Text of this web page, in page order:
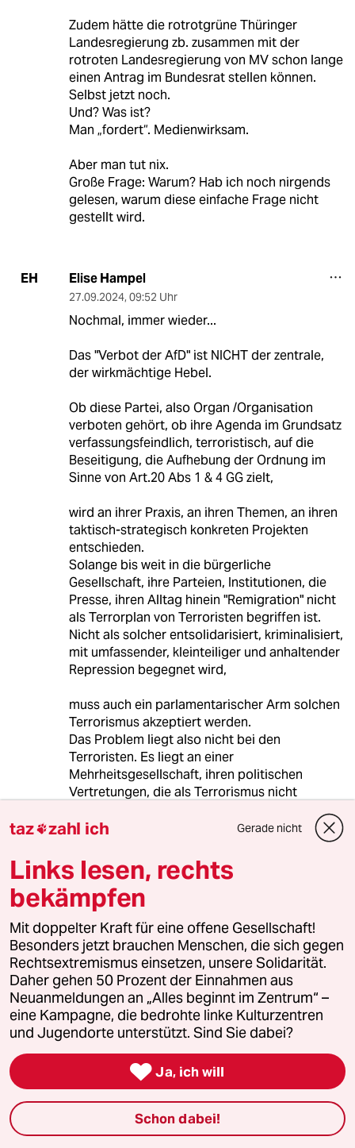
Zudem hätte die rotrotgrüne Thüringer
Landesregierung zb. zusammen mit der
rotroten Landesregierung von MV schon lange
einen Antrag im Bundesrat stellen können.
Selbst jetzt noch.
Und? Was ist?
Man „fordert“. Medienwirksam.
Aber man tut nix.
Große Frage: Warum? Hab ich noch nirgends
gelesen, warum diese einfache Frage nicht
gestellt wird.
EH Elise Hampel
27.09.2024, 09:52 Uhr
Nochmal, immer wieder...
Das "Verbot der AfD" ist NICHT der zentrale,
der wirkmächtige Hebel.
Ob diese Partei, also Organ /Organisation
verboten gehört, ob ihre Agenda im Grundsatz
verfassungsfeindlich, terroristisch, auf die
Beseitigung, die Aufhebung der Ordnung im
Sinne von Art.20 Abs 1 & 4 GG zielt,
wird an ihrer Praxis, an ihren Themen, an ihren
taktisch-strategisch konkreten Projekten
entschieden.
Solange bis weit in die bürgerliche
Gesellschaft, ihre Parteien, Institutionen, die
Presse, ihren Alltag hinein "Remigration" nicht
als Terrorplan von Terroristen begriffen ist.
Nicht als solcher entsolidarisiert, kriminalisiert,
mit umfassender, kleinteiliger und anhaltender
Repression begegnet wird,
muss auch ein parlamentarischer Arm solchen
Terrorismus akzeptiert werden.
Das Problem liegt also nicht bei den
Terroristen. Es liegt an einer
Mehrheitsgesellschaft, ihren politischen
Vertretungen, die als Terrorismus nicht
einstimmen: Eigentlich irgendwie kein
irgendwie selbst nicht der Einwanderer zu sein.
Obwohl man es selbst vielfach ist. (20.Mio
nach1945)
F Farang
27.09.2024,09:49 Uhr
Dem hätte man komplett aus dem Weg gehen
können, aber die CDU, die sich jetzt am
lautesten empört, hat es zu verantworten, dass
letztes Jahr der Antrag der Grünen - um derlei
Schmierentheater wie es gestern stattfand zu
verhindern - scheiterte.
Wenn also heute alle schreiben und schreien
dass die AfD an dem Zirkus gestern Schuld hat
taz zahl ich Gerade nicht
Links lesen, rechts
bekämpfen
Mit doppelter Kraft für eine offene Gesellschaft!
Besonders jetzt brauchen Menschen, die sich gegen
Rechtsextremismus einsetzen, unsere Solidarität.
Daher gehen 50 Prozent der Einnahmen aus
Neuanmeldungen an „Alles beginnt im Zentrum“ –
eine Kampagne, die bedrohte linke Kulturzentren
und Jugendorte unterstützt. Sind Sie dabei?
 Ja, ich will
Schon dabei!